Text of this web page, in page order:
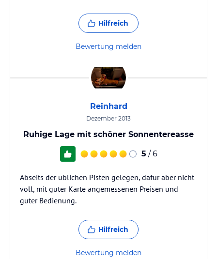
Hilfreich
Bewertung melden
Reinhard
Dezember 2013
Ruhige Lage mit schöner Sonnentereasse
5 / 6
Abseits der üblichen Pisten gelegen, dafür aber nicht
voll, mit guter Karte angemessenen Preisen und
guter Bedienung.
Hilfreich
Bewertung melden